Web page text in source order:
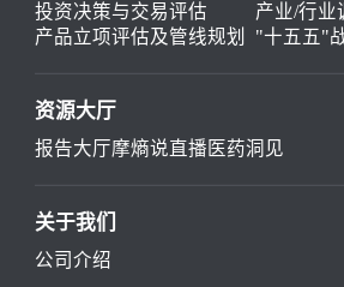
投资决策与交易评估
产业/行业
产品立项评估及管线规划
"十五五"
资源大厅
报告大厅摩熵说直播 医药洞见
关于我们
公司介绍